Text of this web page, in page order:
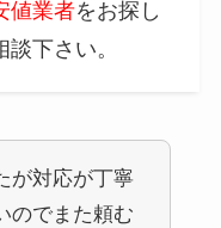
値業者をお探し
下さい。
が対応が丁寧
のでまた頼む